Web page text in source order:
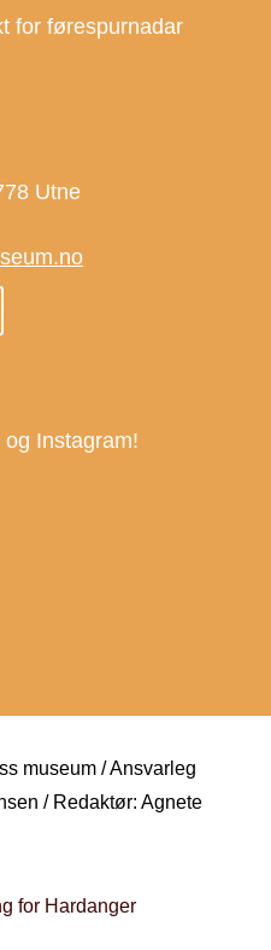
for førespurnadar
Utne
Instagram!
museum / Ansvarleg
/ Redaktør: Agnete
for Hardanger